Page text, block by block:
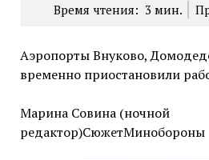
Время чтения: 3 мин.
Аэропорты Внуково,
временно приостановили
Марина Совина (ночной
редактор)СюжетМинобороны